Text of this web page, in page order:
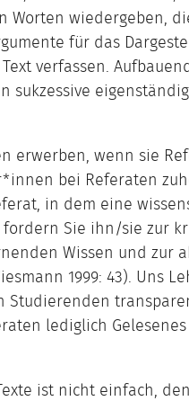
Worten wiedergeben,
für das
verfassen.
sukzessive
erwerben, wenn sie
bei Referaten
in dem eine
Sie ihn/sie zur
Wissen und zur
1999: 43). Uns
Studierenden
lediglich
ist nicht einfach,